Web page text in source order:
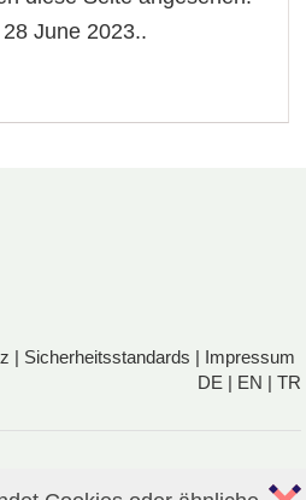
June 2023..
| Sicherheitsstandards | Impressum
DE | EN | TR